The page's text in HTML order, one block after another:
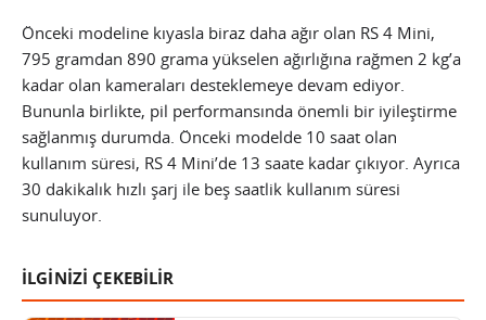
Önceki modeline kıyasla biraz daha ağır olan RS 4 Mini,
795 gramdan 890 grama yükselen ağırlığına rağmen 2 kg’a
kadar olan kameraları desteklemeye devam ediyor.
Bununla birlikte, pil performansında önemli bir iyileştirme
sağlanmış durumda. Önceki modelde 10 saat olan
kullanım süresi, RS 4 Mini’de 13 saate kadar çıkıyor. Ayrıca
30 dakikalık hızlı şarj ile beş saatlik kullanım süresi
sunuluyor.
İLGİNİZİ ÇEKEBİLİR